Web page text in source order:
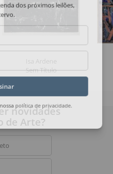
Isa Ardene
Sem Título
dos próximos leilões,
política de privacidade
novidades
de Arte?